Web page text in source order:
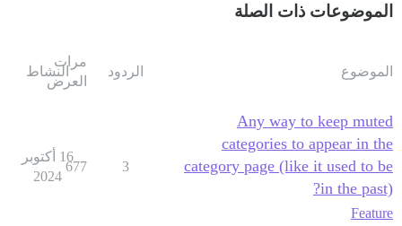
الموضوعات ذات الصلة
الموضوع الردود
مرات
العرض
النشاط
Any way to keep muted
categories to appear in the
category page (like it used to be
in the past)?
Feature
3
677
16 أكتوبر
2024